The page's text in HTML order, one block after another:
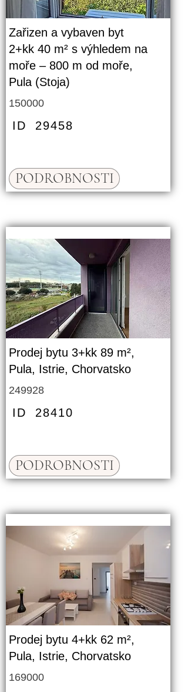
Zařizen a vybaven byt
2+kk 40 m² s výhledem na
moře – 800 m od moře,
Pula (Stoja)
150000
ID 29458
PODROBNOSTI
Prodej bytu 3+kk 89 m²,
Pula, Istrie, Chorvatsko
249928
ID 28410
PODROBNOSTI
Prodej bytu 4+kk 62 m²,
Pula, Istrie, Chorvatsko
169000